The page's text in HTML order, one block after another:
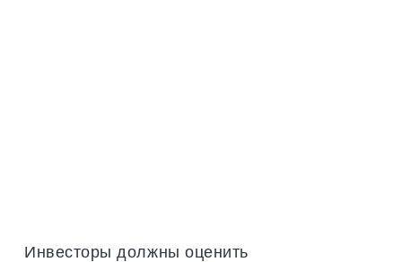
Инвесторы должны оценить